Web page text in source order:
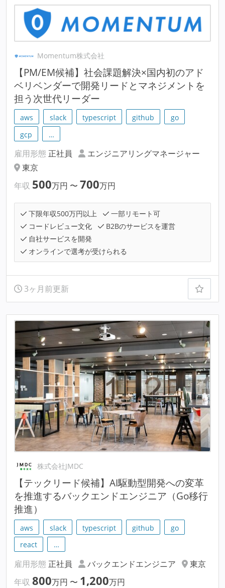
Momentum株式会社
【PM/EM候補】社会課題解決×国内初のアド
ベリベンダーで開発リードとマネジメントを
担う次世代リーダー
aws slack typescript github
go
gcp
…
雇用形態 正社員
エンジニアリングマネージャー
東京
年収 500万円 〜 700万円
下限年収500万円以上
一部リモート可
コードレビュー文化
B2Bのサービスを運営
自社サービスを開発
オンラインで選考が受けられる
3ヶ月前更新
株式会社JMDC
【テックリード候補】AI駆動型開発への変革
を推進するバックエンドエンジニア（Go移行
推進）
aws slack typescript github
go
react
…
雇用形態 正社員 バックエンドエンジニア
東京
年収 800万円 〜 1,200万円